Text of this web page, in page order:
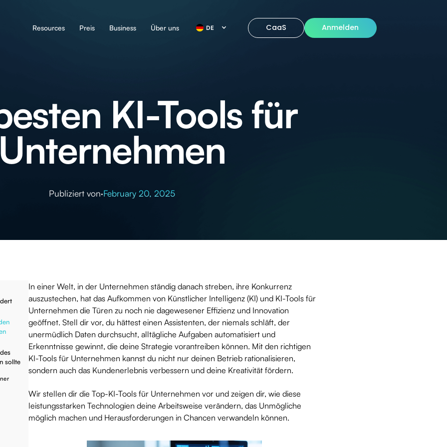
Resources Preis Business Über uns DE CaaS Anmelden
KI-Tools für
Publiziert von·February 20, 2025
sollte
In einer Welt, in der Unternehmen ständig danach streben, ihre Konkurrenz
auszustechen, hat das Aufkommen von Künstlicher Intelligenz (KI) und KI-Tools für
Unternehmen die Türen zu noch nie dagewesener Effizienz und Innovation
geöffnet. Stell dir vor, du hättest einen Assistenten, der niemals schläft, der
unermüdlich Daten durchsucht, alltägliche Aufgaben automatisiert und
Erkenntnisse gewinnt, die deine Strategie vorantreiben können. Mit den richtigen
KI-Tools für Unternehmen kannst du nicht nur deinen Betrieb rationalisieren,
sondern auch das Kundenerlebnis verbessern und deine Kreativität fördern.
Wir stellen dir die Top-KI-Tools für Unternehmen vor und zeigen dir, wie diese
leistungsstarken Technologien deine Arbeitsweise verändern, das Unmögliche
möglich machen und Herausforderungen in Chancen verwandeln können.